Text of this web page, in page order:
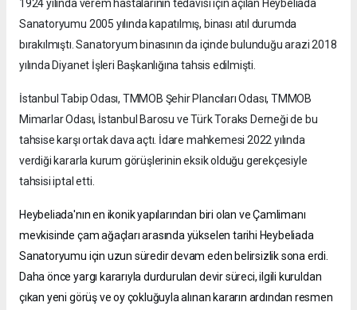
1924 yılında verem hastalarının tedavisi için açılan Heybeliada
Sanatoryumu 2005 yılında kapatılmış, binası atıl durumda
bırakılmıştı. Sanatoryum binasının da içinde bulunduğu arazi 2018
yılında Diyanet İşleri Başkanlığına tahsis edilmişti.
İstanbul Tabip Odası, TMMOB Şehir Plancıları Odası, TMMOB
Mimarlar Odası, İstanbul Barosu ve Türk Toraks Derneği de bu
tahsise karşı ortak dava açtı. İdare mahkemesi 2022 yılında
verdiği kararla kurum görüşlerinin eksik olduğu gerekçesiyle
tahsisi iptal etti.
Heybeliada'nın en ikonik yapılarından biri olan ve Çamlimanı
mevkisinde çam ağaçları arasında yükselen tarihi Heybeliada
Sanatoryumu için uzun süredir devam eden belirsizlik sona erdi.
Daha önce yargı kararıyla durdurulan devir süreci, ilgili kuruldan
çıkan yeni görüş ve oy çokluğuyla alınan kararın ardından resmen